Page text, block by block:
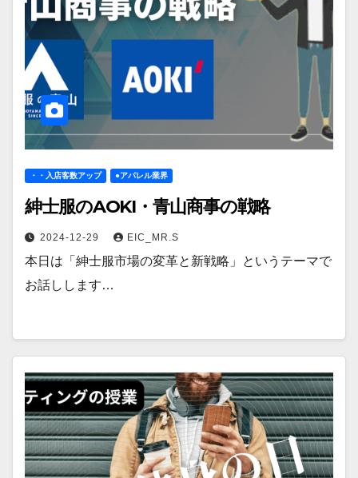
・・入店客数アップ ●アパレル業界
紳士服のAOKI・青山商事の戦略
2024-12-29 EIC_MR.S
本日は「紳士服市場の変革と新戦略」というテーマで
お話しします…